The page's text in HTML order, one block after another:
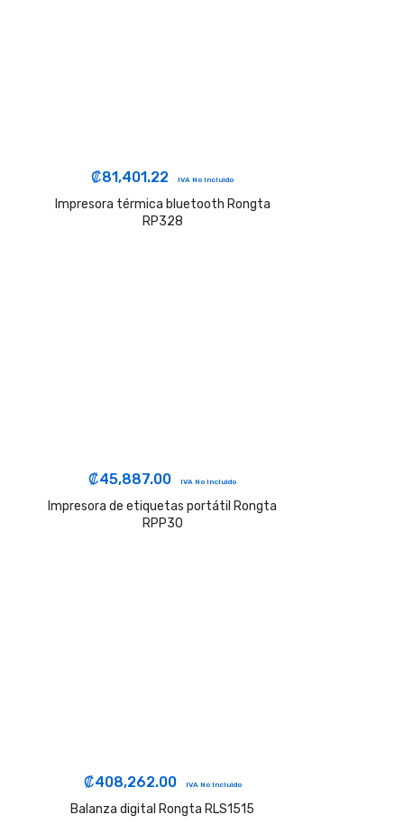
₡81,401.22 IVA No Incluido
Impresora térmica bluetooth Rongta
RP328
₡45,887.00 IVA No Incluido
Impresora de etiquetas portátil Rongta
RPP30
₡408,262.00 IVA No Incluido
Balanza digital Rongta RLS1515